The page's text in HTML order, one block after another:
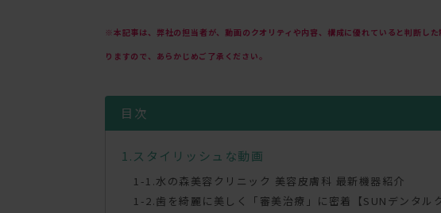
※本記事は、弊社の担当者が、動画のクオリティや内容、構成に優れていると判断し
りますので、あらかじめご了承ください。
目次
スタイリッシュな動画
水の森美容クリニック 美容皮膚科 最新機器紹介
歯を綺麗に美しく「審美治療」に密着【SUNデンタル